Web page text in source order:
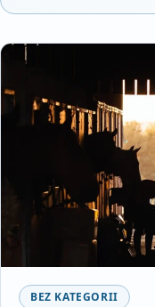
BEZ KATEGORII